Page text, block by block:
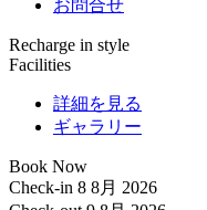
お問合せ
Recharge in style
Facilities
詳細を見る
ギャラリー
Book Now
Check-in 8 8月 2026